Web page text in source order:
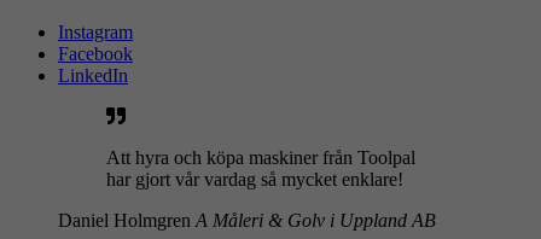
Instagram
Facebook
LinkedIn
Att hyra och köpa maskiner från Toolpal
har gjort vår vardag så mycket enklare!
Daniel Holmgren A Måleri & Golv i Uppland AB